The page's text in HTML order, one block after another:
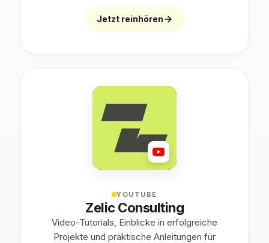
Jetzt reinhören
YOUTUBE
Zelic Consulting
Video-Tutorials, Einblicke in erfolgreiche
Projekte und praktische Anleitungen für